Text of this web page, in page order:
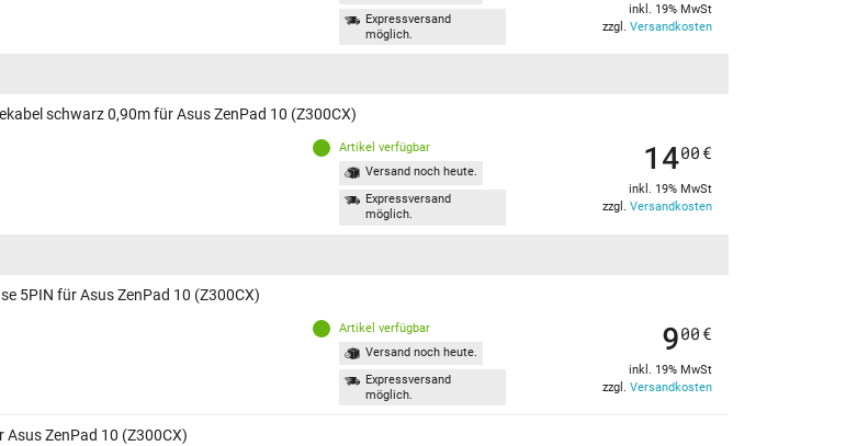
Expressversand
möglich.
inkl. 19% MwSt
zzgl. Versandkosten
schwarz 0,90m für Asus ZenPad 10 (Z300CX)
Artikel verfügbar
Versand noch heute.
Expressversand
möglich.
1400 €
inkl. 19% MwSt
zzgl. Versandkosten
5PIN für Asus ZenPad 10 (Z300CX)
Artikel verfügbar
Versand noch heute.
Expressversand
möglich.
900 €
inkl. 19% MwSt
zzgl. Versandkosten
Asus ZenPad 10 (Z300CX)